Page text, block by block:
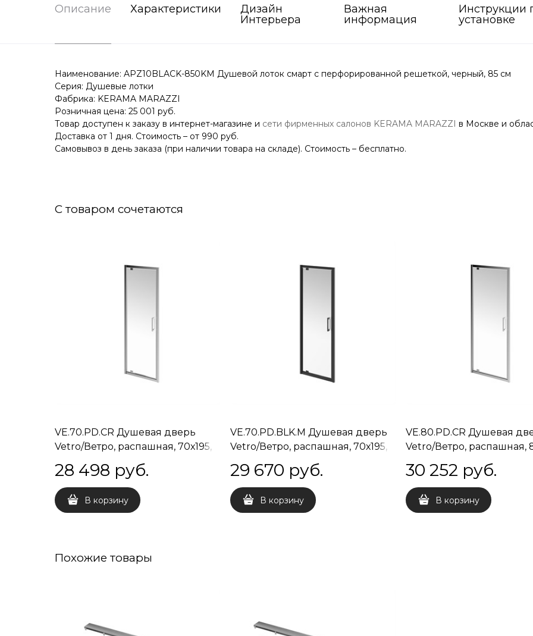
Описание Характеристики
Дизайн
Интерьера
Важная
информация
Инструкции
установке
Наименование: APZ10BLACK-850KM Душевой лоток смарт с перфорированной решеткой, черный, 85 см
Серия: Душевые лотки
Фабрика: KERAMA MARAZZI
Розничная цена: 25 001 руб.
Товар доступен к заказу в интернет-магазине и сети фирменных салонов KERAMA MARAZZI в Москве и
Доставка от 1 дня. Стоимость – от 990 руб.
Самовывоз в день заказа (при наличии товара на складе). Стоимость – бесплатно.
С товаром сочетаются
VE.70.PD.CR Душевая дверь
Vetro/Ветро, распашная, 70х195,
28 498 руб.
В корзину
VE.70.PD.BLK.M Душевая дверь
Vetro/Ветро, распашная, 70х195,
матовый черный
29 670 руб.
В корзину
VE.80.PD.CR Душевая
Vetro/Ветро, распашная,
30 252 руб.
В корзину
Похожие товары